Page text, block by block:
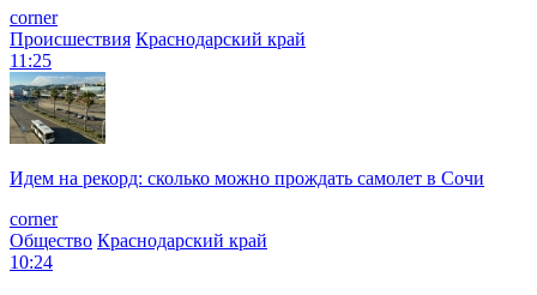
corner
Происшествия Краснодарский край
11:25
Идем на рекорд: сколько можно прождать самолет в Сочи
corner
Общество Краснодарский край
10:24